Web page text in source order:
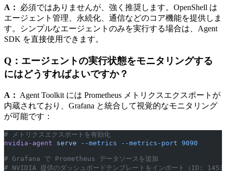
A：
必須ではありませんが、強く推奨します。OpenShell は
エージェント管理、永続化、通信などのコア機能を提供しま
す。シンプルなエージェントのみを実行する場合は、Agent
SDK を直接使用できます。
Q：エージェントの実行状態をモニタリングする
にはどうすればよいですか？
A： Agent Toolkit には Prometheus メトリクスエクスポートが
内蔵されており、Grafana と統合して視覚的なモニタリング
が可能です：
# メトリクスエクスポートを有効化
nvidia-agent serve --metrics --metrics-port 9090
# Grafana で Prometheus データソースを追加
# NVIDIA 提供のダッシュボードテンプレートをインポート（ID: